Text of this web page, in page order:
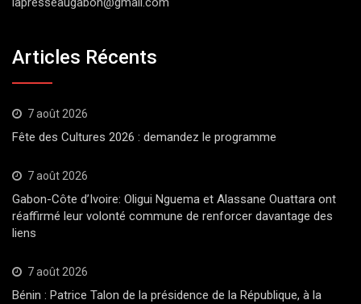
Articles Récents
7 août 2026
Fête des Cultures 2026 : demandez le programme
7 août 2026
Gabon-Côte d’Ivoire: Oligui Nguema et Alassane Ouattara ont
réaffirmé leur volonté commune de renforcer davantage des
liens
7 août 2026
Bénin : Patrice Talon de la présidence de la République, à la